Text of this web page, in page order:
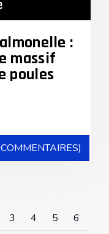
:
massif
poules
3 4 5 6